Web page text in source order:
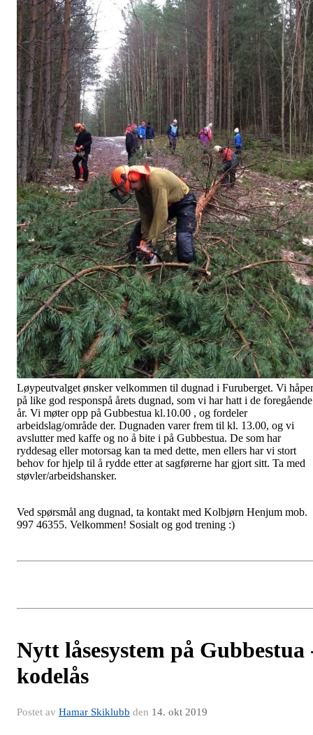
Løypeutvalget ønsker velkommen til dugnad i Furuberget. Vi håper
på like god responspå årets dugnad, som vi har hatt i de foregående
år. Vi møter opp på Gubbestua kl.10.00 , og fordeler
arbeidslag/område der. Dugnaden varer frem til kl. 13.00, og vi
avslutter med kaffe og no å bite i på Gubbestua. De som har
ryddesag eller motorsag kan ta med dette, men ellers har vi stort
behov for hjelp til å rydde etter at sagførerne har gjort sitt. Ta med
støvler/arbeidshansker.
Ved spørsmål ang dugnad, ta kontakt med Kolbjørn Henjum mob.
997 46355. Velkommen! Sosialt og god trening :)
Nytt låsesystem på Gubbestua
kodelås
Postet av Hamar Skiklubb den 14. okt 2019